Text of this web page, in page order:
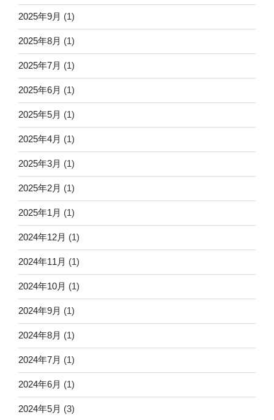
2025年9月 (1)
2025年8月 (1)
2025年7月 (1)
2025年6月 (1)
2025年5月 (1)
2025年4月 (1)
2025年3月 (1)
2025年2月 (1)
2025年1月 (1)
2024年12月 (1)
2024年11月 (1)
2024年10月 (1)
2024年9月 (1)
2024年8月 (1)
2024年7月 (1)
2024年6月 (1)
2024年5月 (3)